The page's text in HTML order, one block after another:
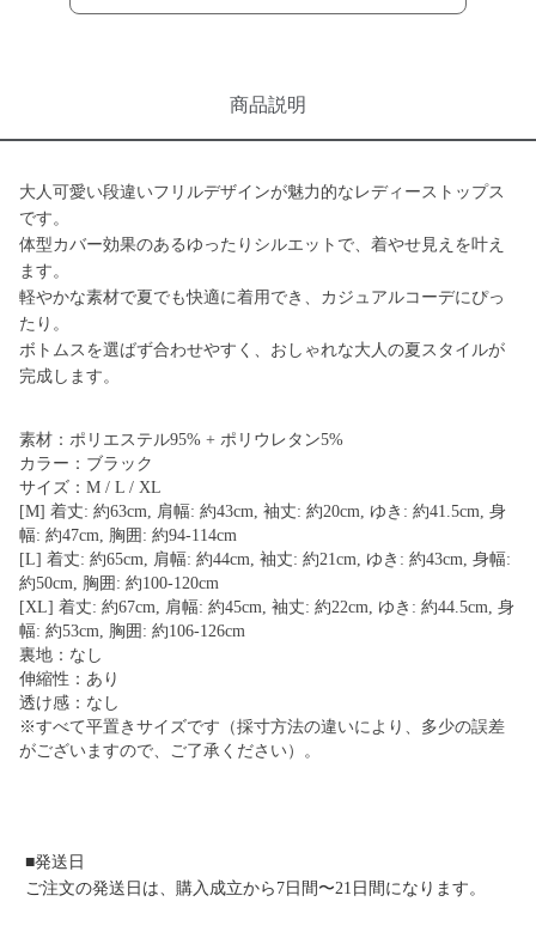
商品説明
大人可愛い段違いフリルデザインが魅力的なレディーストップス
です。
体型カバー効果のあるゆったりシルエットで、着やせ見えを叶え
ます。
軽やかな素材で夏でも快適に着用でき、カジュアルコーデにぴっ
たり。
ボトムスを選ばず合わせやすく、おしゃれな大人の夏スタイルが
完成します。
素材：ポリエステル95% + ポリウレタン5%
カラー：ブラック
サイズ：M / L / XL
[M] 着丈: 約63cm, 肩幅: 約43cm, 袖丈: 約20cm, ゆき: 約41.5cm, 身
幅: 約47cm, 胸囲: 約94-114cm
[L] 着丈: 約65cm, 肩幅: 約44cm, 袖丈: 約21cm, ゆき: 約43cm, 身幅:
約50cm, 胸囲: 約100-120cm
[XL] 着丈: 約67cm, 肩幅: 約45cm, 袖丈: 約22cm, ゆき: 約44.5cm, 身
幅: 約53cm, 胸囲: 約106-126cm
裏地：なし
伸縮性：あり
透け感：なし
※すべて平置きサイズです（採寸方法の違いにより、多少の誤差
がございますので、ご了承ください）。
■発送日
ご注文の発送日は、購入成立から7日間〜21日間になります。